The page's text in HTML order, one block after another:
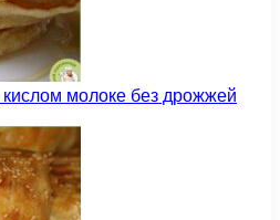
молоке без дрожжей